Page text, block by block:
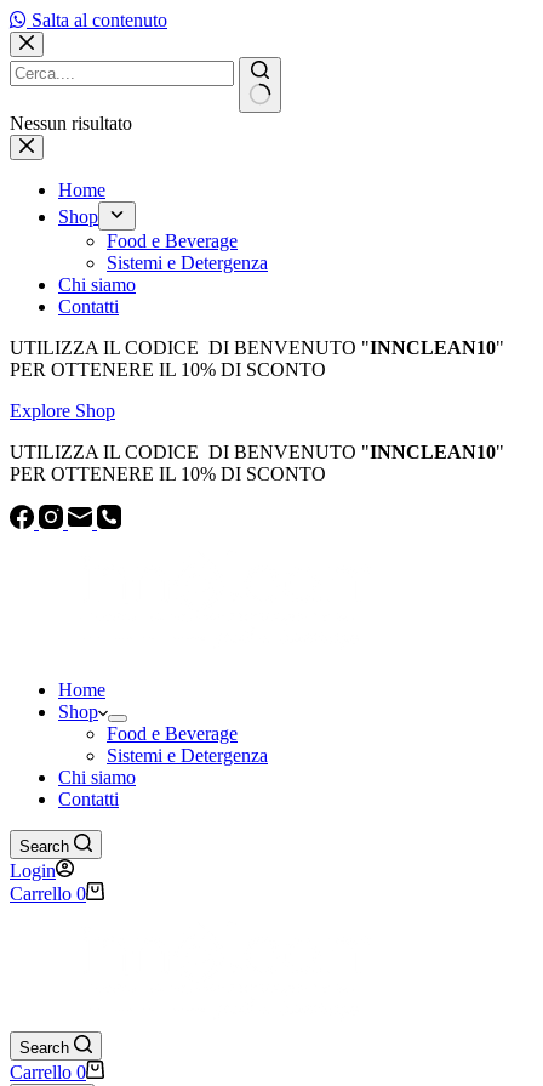
Salta al contenuto
Nessun risultato
Home
Shop
Food e Beverage
Sistemi e Detergenza
Chi siamo
Contatti
UTILIZZA IL CODICE DI BENVENUTO "INNCLEAN10"
PER OTTENERE IL 10% DI SCONTO
Explore Shop
UTILIZZA IL CODICE DI BENVENUTO "INNCLEAN10"
PER OTTENERE IL 10% DI SCONTO
Home
Shop
Food e Beverage
Sistemi e Detergenza
Chi siamo
Contatti
Search
Login
Carrello 0
Search
Carrello 0